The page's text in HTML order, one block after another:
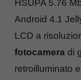
HSUPA 5.76
Android 4.1
LCD a
fotocamera di
retroilluminato